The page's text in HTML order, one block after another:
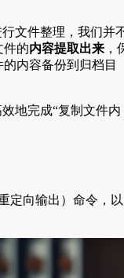
文件整理，我们并
件的内容提取出来 ，
内容备份到归档目
地完成“复制文件内
重定向输出）命令，以